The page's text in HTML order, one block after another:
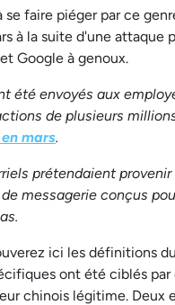
faire piéger par ce
à la suite d'une attaque
Google à genoux.
été envoyés aux
de plusieurs
mars.
prétendaient
messagerie conçus
ici les définitions
ont été ciblés
chinois légitime.